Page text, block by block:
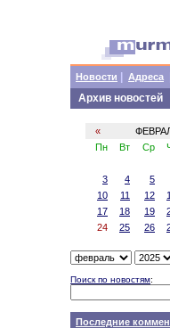
Новости Адреса
Архив новостей
«
Пн
Вт Ср
3
4 5
10
11 12
17
18 19
24
25 26
Поиск по новостям:
Последние